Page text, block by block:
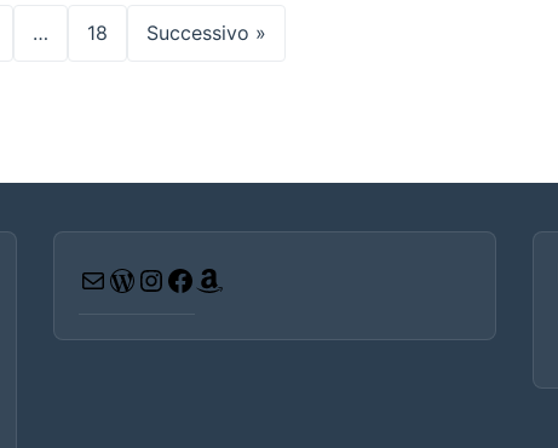
… 18 Successivo »
EmailWordPress
Instagram
Facebook